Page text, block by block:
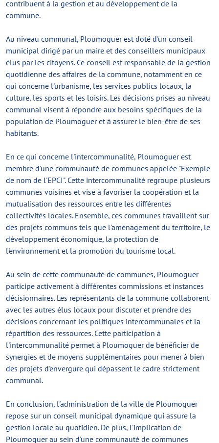
contribuent à la gestion et au développement de la
commune.
Au niveau communal, Ploumoguer est doté d'un conseil
municipal dirigé par un maire et des conseillers municipaux
élus par les citoyens. Ce conseil est responsable de la gestion
quotidienne des affaires de la commune, notamment en ce
qui concerne l'urbanisme, les services publics locaux, la
culture, les sports et les loisirs. Les décisions prises au niveau
communal visent à répondre aux besoins spécifiques de la
population de Ploumoguer et à assurer le bien-être de ses
habitants.
En ce qui concerne l'intercommunalité, Ploumoguer est
membre d'une communauté de communes appelée "Exemple
de nom de l'EPCI". Cette intercommunalité regroupe plusieurs
communes voisines et vise à favoriser la coopération et la
mutualisation des ressources entre les différentes
collectivités locales. Ensemble, ces communes travaillent sur
des projets communs tels que l'aménagement du territoire, le
développement économique, la protection de
l'environnement et la promotion du tourisme local.
Au sein de cette communauté de communes, Ploumoguer
participe activement à différentes commissions et instances
décisionnaires. Les représentants de la commune collaborent
avec les autres élus locaux pour discuter et prendre des
décisions concernant les politiques intercommunales et la
répartition des ressources. Cette participation à
l'intercommunalité permet à Ploumoguer de bénéficier de
synergies et de moyens supplémentaires pour mener à bien
des projets d'envergure qui dépassent le cadre strictement
communal.
En conclusion, l'administration de la ville de Ploumoguer
repose sur un conseil municipal dynamique qui assure la
gestion locale au quotidien. De plus, l'implication de
Ploumoguer au sein d'une communauté de communes